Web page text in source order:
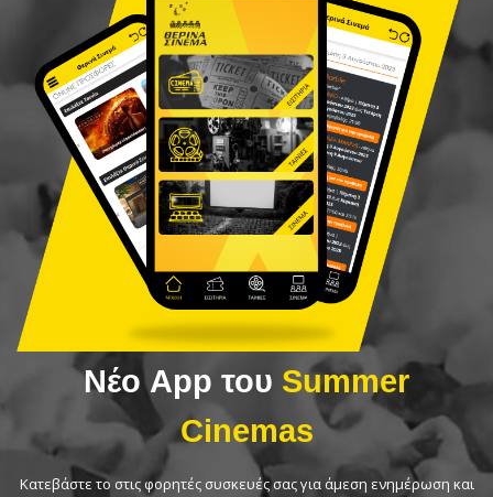
Νέο App του Summer
Cinemas
Κατεβάστε το στις φορητές συσκευές σας για άμεση ενημέρωση και